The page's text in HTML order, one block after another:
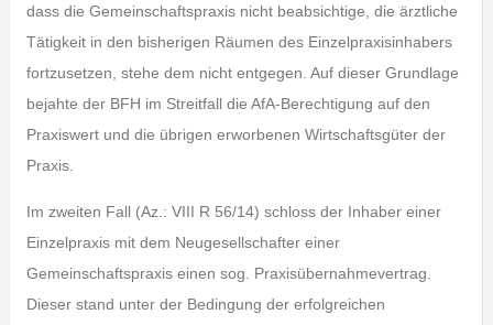
dass die Gemeinschaftspraxis nicht beabsichtige, die ärztliche
Tätigkeit in den bisherigen Räumen des Einzelpraxisinhabers
fortzusetzen, stehe dem nicht entgegen. Auf dieser Grundlage
bejahte der BFH im Streitfall die AfA-Berechtigung auf den
Praxiswert und die übrigen erworbenen Wirtschaftsgüter der
Praxis.
Im zweiten Fall (Az.: VIII R 56/14) schloss der Inhaber einer
Einzelpraxis mit dem Neugesellschafter einer
Gemeinschaftspraxis einen sog. Praxisübernahmevertrag.
Dieser stand unter der Bedingung der erfolgreichen